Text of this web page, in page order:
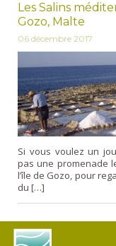
Les Salins
Gozo, Malte
06 décembre 2017
Si vous voulez un
pas une promenade
l’île de Gozo, pour
du […]